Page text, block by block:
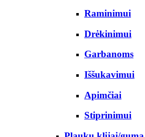
Raminimui
Drėkinimui
Garbanoms
Iššukavimui
Apimčiai
Stiprinimui